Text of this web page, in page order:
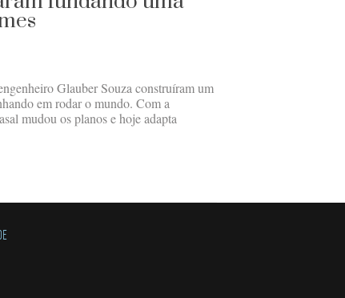
Glauber Souza construíram um
em rodar o mundo. Com a
mudou os planos e hoje adapta